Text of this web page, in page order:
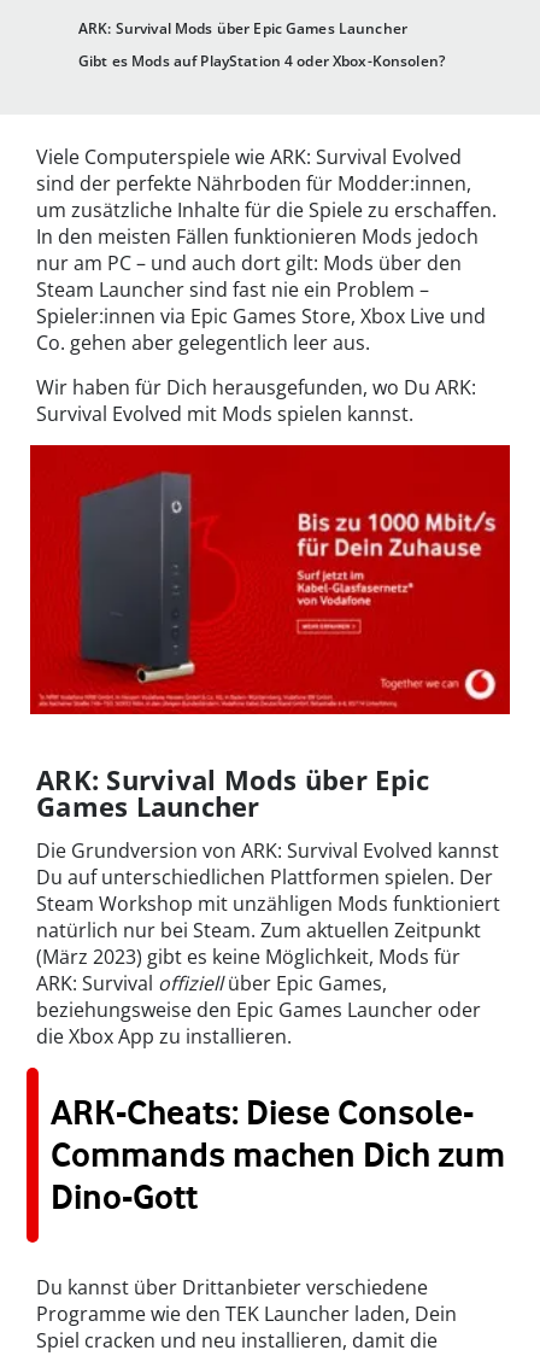
ARK: Survival Mods über Epic Games Launcher
Gibt es Mods auf PlayStation 4 oder Xbox-Konsolen?
Viele Computerspiele wie ARK: Survival Evolved
sind der perfekte Nährboden für Modder:innen,
um zusätzliche Inhalte für die Spiele zu erschaffen.
In den meisten Fällen funktionieren Mods jedoch
nur am PC – und auch dort gilt: Mods über den
Steam Launcher sind fast nie ein Problem –
Spieler:innen via Epic Games Store, Xbox Live und
Co. gehen aber gelegentlich leer aus.
Wir haben für Dich herausgefunden, wo Du ARK:
Survival Evolved mit Mods spielen kannst.
ARK: Survival Mods über Epic
Games Launcher
Die Grundversion von ARK: Survival Evolved kannst
Du auf unterschiedlichen Plattformen spielen. Der
Steam Workshop mit unzähligen Mods funktioniert
natürlich nur bei Steam. Zum aktuellen Zeitpunkt
(März 2023) gibt es keine Möglichkeit, Mods für
ARK: Survival offiziellüber Epic Games,
beziehungsweise den Epic Games Launcher oder
die Xbox App zu installieren.
ARK-Cheats: Diese Console-
Commands machen Dich zum
Dino-Gott
Du kannst über Drittanbieter verschiedene
Programme wie den TEK Launcher laden, Dein
Spiel cracken und neu installieren, damit die